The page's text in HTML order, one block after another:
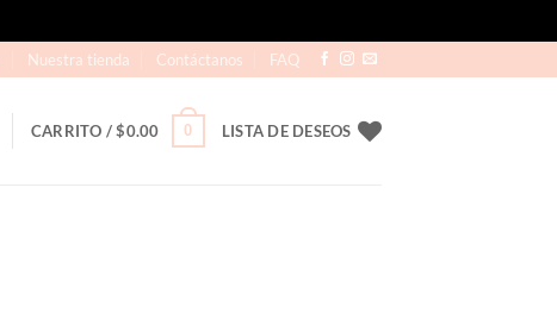
Nuestra tienda Contáctanos FAQ
CARRITO /$0.00 0 LISTA DE DESEOS